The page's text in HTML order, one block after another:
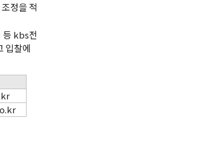
정을 적
등 kbs전
입찰에